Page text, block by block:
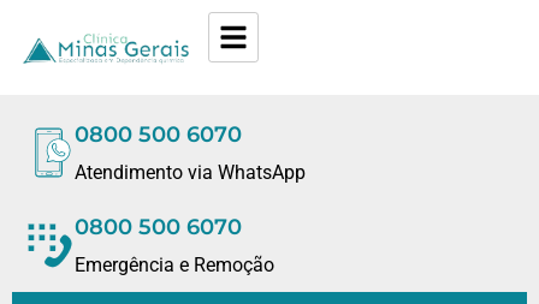
0800 500 6070
Atendimento via WhatsApp
0800 500 6070
Emergência e Remoção